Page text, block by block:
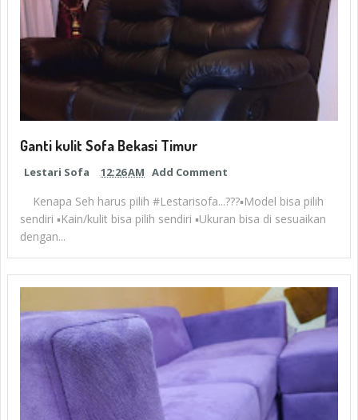
Ganti kulit Sofa Bekasi Timur
Lestari Sofa 12:26 AM Add Comment
Kenapa Seh harus pilih #Lestarisofa...???▪︎Model bisa pilih
sendiri ▪︎Kain/kulit bisa pilih sendiri ▪︎Ukuran bisa di sesuaikan
dengan...